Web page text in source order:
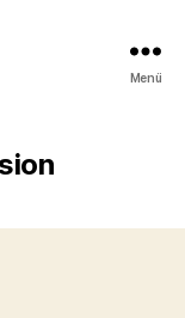
Menü